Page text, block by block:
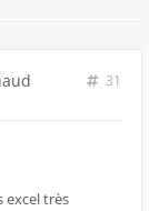
31
excel très